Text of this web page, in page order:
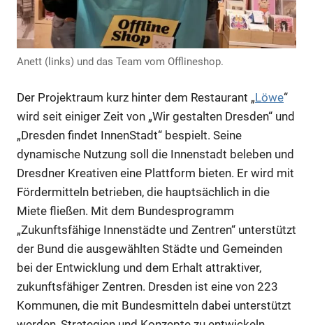
Anzeige
Anzeige
Anzeige
Anett (links) und das Team vom Offlineshop.
Der Projektraum kurz hinter dem Restaurant „Löwe“
wird seit einiger Zeit von „Wir gestalten Dresden“ und
„Dresden findet InnenStadt“ bespielt. Seine
dynamische Nutzung soll die Innenstadt beleben und
Dresdner Kreativen eine Plattform bieten. Er wird mit
Fördermitteln betrieben, die hauptsächlich in die
Miete fließen. Mit dem Bundesprogramm
„Zukunftsfähige Innenstädte und Zentren“ unterstützt
der Bund die ausgewählten Städte und Gemeinden
bei der Entwicklung und dem Erhalt attraktiver,
zukunftsfähiger Zentren. Dresden ist eine von 223
Kommunen, die mit Bundesmitteln dabei unterstützt